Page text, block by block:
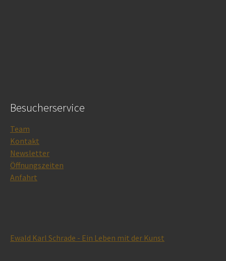
Besucherservice
Team
Kontakt
Newsletter
Öffnungszeiten
Anfahrt
Ewald Karl Schrade - Ein Leben mit der Kunst